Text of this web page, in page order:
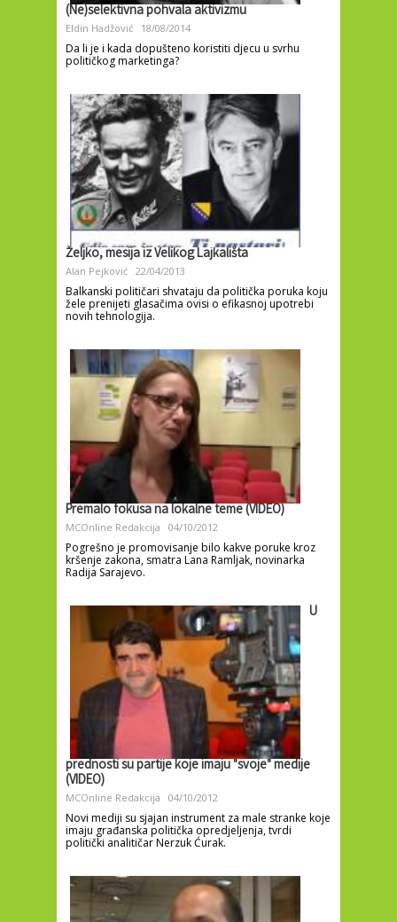
(Ne)selektivna pohvala aktivizmu
Eldin Hadžović 18/08/2014
Da li je i kada dopušteno koristiti djecu u svrhu
političkog marketinga?
Željko, mesija iz Velikog Lajkališta
Alan Pejković 22/04/2013
Balkanski političari shvataju da politička poruka koju
žele prenijeti glasačima ovisi o efikasnoj upotrebi
novih tehnologija.
Premalo fokusa na lokalne teme (VIDEO)
MCOnline Redakcija 04/10/2012
Pogrešno je promovisanje bilo kakve poruke kroz
kršenje zakona, smatra Lana Ramljak, novinarka
Radija Sarajevo.
U
prednosti su partije koje imaju "svoje" medije
(VIDEO)
MCOnline Redakcija 04/10/2012
Novi mediji su sjajan instrument za male stranke koje
imaju građanska politička opredjeljenja, tvrdi
politički analitičar Nerzuk Ćurak.